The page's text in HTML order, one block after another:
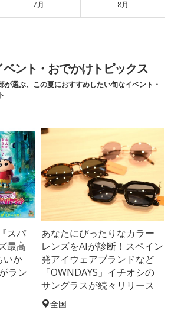
7月 8月
ント・おでかけトピックス
が選ぶ、この夏におすすめしたい旬なイベント・
スパ
最高
いか
ラン
あなたにぴったりなカラー
レンズをAIが診断！スペイン
発アイウェアブランドなど
「OWNDAYS」イチオシの
サングラスが続々リリース
全国